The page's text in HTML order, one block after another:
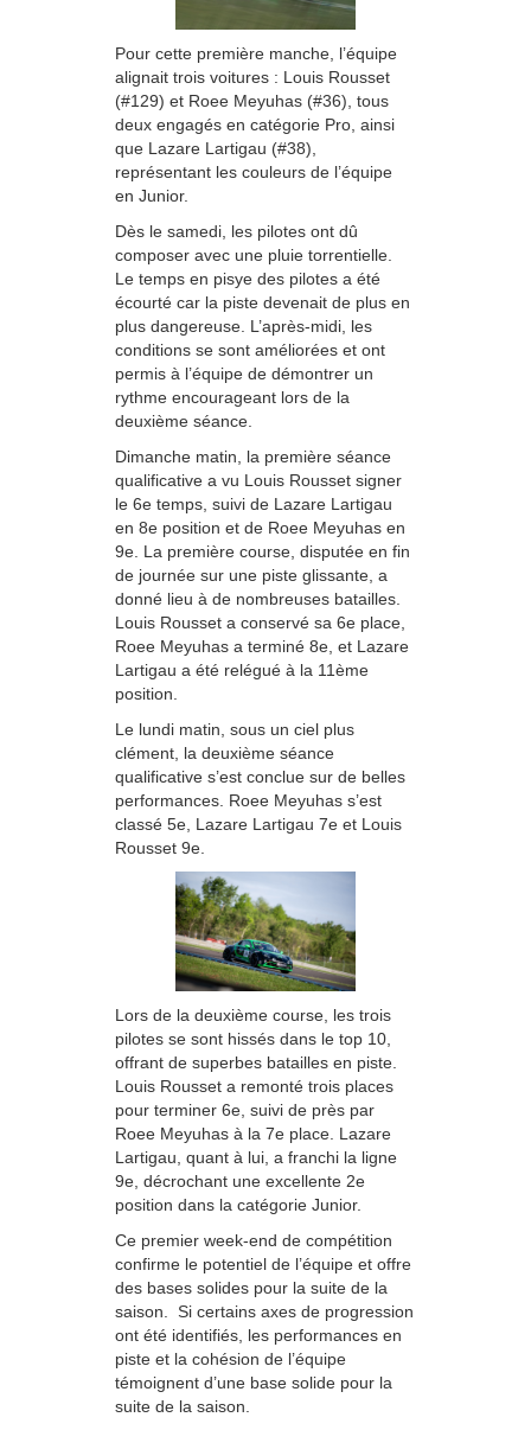
Pour cette première manche, l’équipe
alignait trois voitures : Louis Rousset
(#129) et Roee Meyuhas (#36), tous
deux engagés en catégorie Pro, ainsi
que Lazare Lartigau (#38),
représentant les couleurs de l’équipe
en Junior.
Dès le samedi, les pilotes ont dû
composer avec une pluie torrentielle.
Le temps en pisye des pilotes a été
écourté car la piste devenait de plus en
plus dangereuse. L’après-midi, les
conditions se sont améliorées et ont
permis à l’équipe de démontrer un
rythme encourageant lors de la
deuxième séance.
Dimanche matin, la première séance
qualificative a vu Louis Rousset signer
le 6e temps, suivi de Lazare Lartigau
en 8e position et de Roee Meyuhas en
9e. La première course, disputée en fin
de journée sur une piste glissante, a
donné lieu à de nombreuses batailles.
Louis Rousset a conservé sa 6e place,
Roee Meyuhas a terminé 8e, et Lazare
Lartigau a été relégué à la 11ème
position.
Le lundi matin, sous un ciel plus
clément, la deuxième séance
qualificative s’est conclue sur de belles
performances. Roee Meyuhas s’est
classé 5e, Lazare Lartigau 7e et Louis
Rousset 9e.
Lors de la deuxième course, les trois
pilotes se sont hissés dans le top 10,
offrant de superbes batailles en piste.
Louis Rousset a remonté trois places
pour terminer 6e, suivi de près par
Roee Meyuhas à la 7e place. Lazare
Lartigau, quant à lui, a franchi la ligne
9e, décrochant une excellente 2e
position dans la catégorie Junior.
Ce premier week-end de compétition
confirme le potentiel de l’équipe et offre
des bases solides pour la suite de la
saison. Si certains axes de progression
ont été identifiés, les performances en
piste et la cohésion de l’équipe
témoignent d’une base solide pour la
suite de la saison.